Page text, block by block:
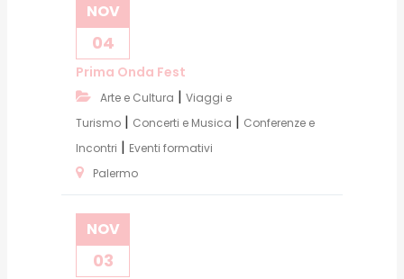
NOV
04
Prima Onda Fest
Arte e Cultura | Viaggi e
Turismo | Concerti e Musica | Conferenze e
Incontri | Eventi formativi
Palermo
NOV
03